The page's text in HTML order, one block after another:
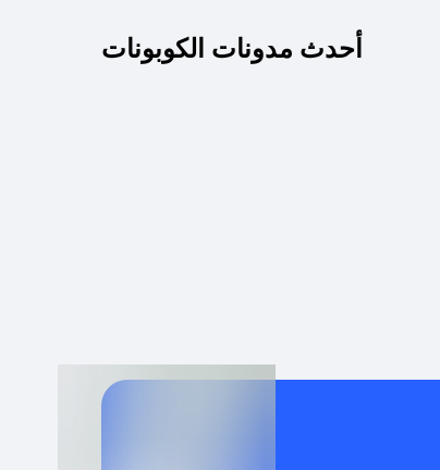
أحدث مدونات الكوبونات